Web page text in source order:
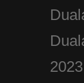
2023